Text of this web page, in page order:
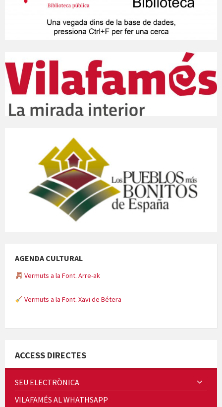
AGENDA CULTURAL
Vermuts a la Font. Arre-ak
Vermuts a la Font. Xavi de Bétera
Quintà Culroja
ACCESS DIRECTES
SEU ELECTRÒNICA
VILAFAMÉS AL WHATHSAPP